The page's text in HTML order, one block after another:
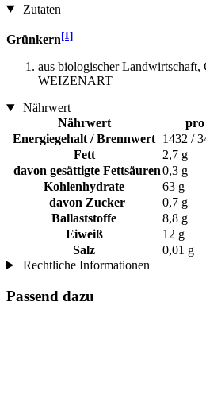
Zutaten
Grünkern[1]
aus biologischer Landwirtschaft,
WEIZENART
Nährwert
Nährwert
pro
Energiegehalt / Brennwert 1432 /
Fett
2,7 g
davon gesättigte Fettsäuren0,3 g
Kohlenhydrate
63 g
davon Zucker
0,7 g
Ballaststoffe
8,8 g
Eiweiß
12 g
Salz
0,01 g
Rechtliche Informationen
Passend dazu